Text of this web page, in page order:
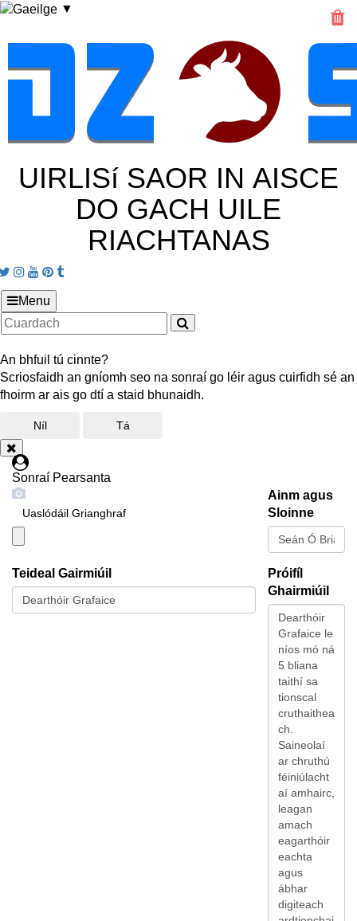
▼
UIRLISí SAOR IN AISCE
DO GACH UILE
RIACHTANAS
Twitter
Instagram
Youtube
Pinterest
tumblr
Menu
An bhfuil tú cinnte?
Scriosfaidh an gníomh seo na sonraí go léir agus cuirfidh sé an
fhoirm ar ais go dtí a staid bhunaidh.
Níl Tá
Sonraí Pearsanta
Uaslódáil Grianghraf
Ainm agus
Sloinne
Teideal Gairmiúil
Próifíl
Ghairmiúil